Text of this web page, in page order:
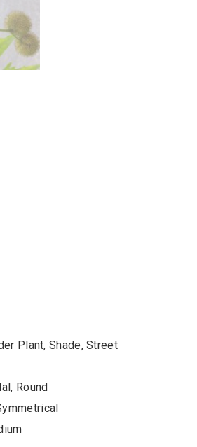
Plant, Shade, Street
Round